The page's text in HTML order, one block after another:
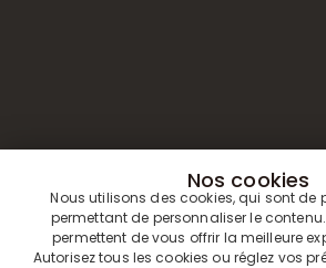
Nos cookies
Nous utilisons des cookies, qui sont de
permettant de personnaliser le
permettent de vous offrir la meilleure
Autorisez tous les cookies ou réglez vos